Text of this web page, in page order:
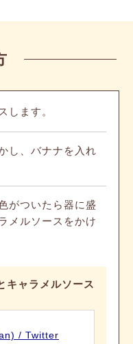
します。
し、バナナを入れ
がついたら器に盛
メルソースをかけ
キャラメルソース
/ Twitter